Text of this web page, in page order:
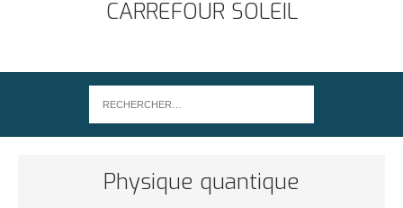
CARREFOUR SOLEIL
Physique quantique